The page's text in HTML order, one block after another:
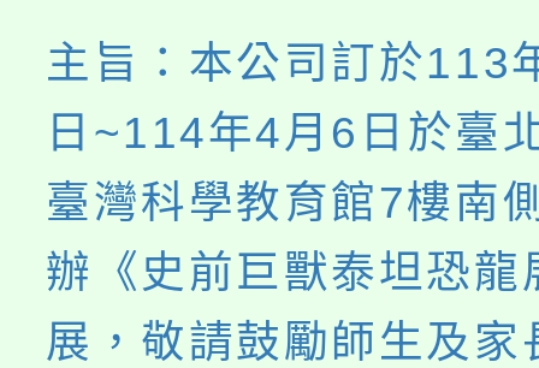
主旨：本公司訂於113
日~114年4月6日於臺
臺灣科學教育館7樓南
辦《史前巨獸泰坦恐龍
展，敬請鼓勵師生及家